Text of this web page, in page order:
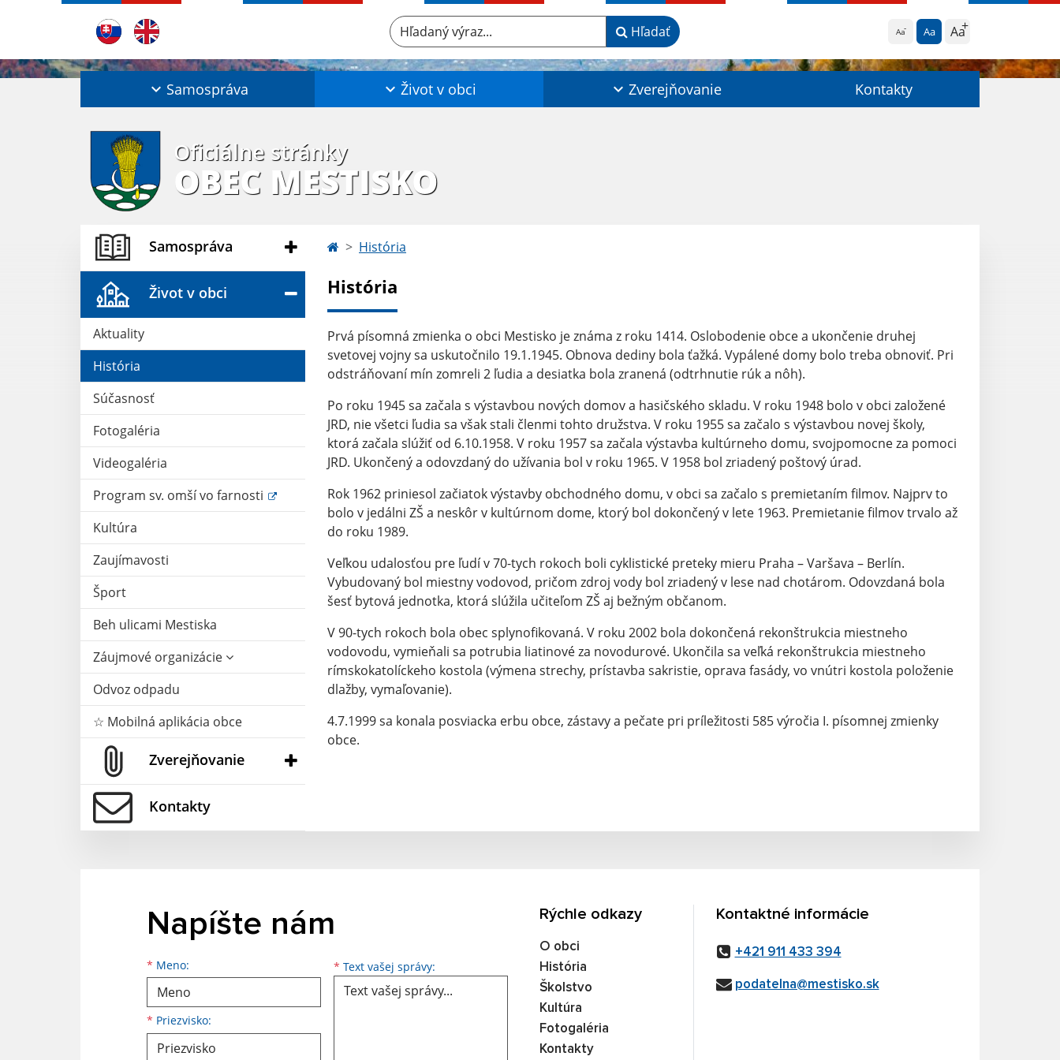
Aa Aa Aa
Hľadaný výraz... Hľadať
Samospráva Život v obci Zverejňovanie Kontakty
Oficiálne stránky
OBEC MESTISKO
Samospráva
Život v obci
Aktuality
História
Súčasnosť
Fotogaléria
Videogaléria
Program sv. omší vo farnosti
Kultúra
Zaujímavosti
Šport
Beh ulicami Mestiska
Záujmové organizácie
Odvoz odpadu
☆ Mobilná aplikácia obce
Zverejňovanie
Kontakty
História
História
Prvá písomná zmienka o obci Mestisko je známa z roku 1414. Oslobodenie obce a ukončenie druhej
svetovej vojny sa uskutočnilo 19.1.1945. Obnova dediny bola ťažká. Vypálené domy bolo treba obnoviť. Pri
odstráňovaní mín zomreli 2 ľudia a desiatka bola zranená (odtrhnutie rúk a nôh).
Po roku 1945 sa začala s výstavbou nových domov a hasičského skladu. V roku 1948 bolo v obci založené
JRD, nie všetci ľudia sa však stali členmi tohto družstva. V roku 1955 sa začalo s výstavbou novej školy,
ktorá začala slúžiť od 6.10.1958. V roku 1957 sa začala výstavba kultúrneho domu, svojpomocne za pomoci
JRD. Ukončený a odovzdaný do užívania bol v roku 1965. V 1958 bol zriadený poštový úrad.
Rok 1962 priniesol začiatok výstavby obchodného domu, v obci sa začalo s premietaním filmov. Najprv to
bolo v jedálni ZŠ a neskôr v kultúrnom dome, ktorý bol dokončený v lete 1963. Premietanie filmov trvalo až
do roku 1989.
Veľkou udalosťou pre ľudí v 70-tych rokoch boli cyklistické preteky mieru Praha – Varšava – Berlín.
Vybudovaný bol miestny vodovod, pričom zdroj vody bol zriadený v lese nad chotárom. Odovzdaná bola
šesť bytová jednotka, ktorá slúžila učiteľom ZŠ aj bežným občanom.
V 90-tych rokoch bola obec splynofikovaná. V roku 2002 bola dokončená rekonštrukcia miestneho
vodovodu, vymieňali sa potrubia liatinové za novodurové. Ukončila sa veľká rekonštrukcia miestneho
rímskokatolíckeho kostola (výmena strechy, prístavba sakristie, oprava fasády, vo vnútri kostola položenie
dlažby, vymaľovanie).
4.7.1999 sa konala posviacka erbu obce, zástavy a pečate pri príležitosti 585 výročia I. písomnej zmienky
obce.
Napíšte nám
* Meno:
Meno
* Priezvisko:
Priezvisko
E-mailová adresa * Text vašej správy: Text vašej správy...
Rýchle odkazy
O obci
História
Školstvo
Kultúra
Fotogaléria
Kontakty
Kontaktné informácie
+421 911 433 394
podatelna@mestisko.sk